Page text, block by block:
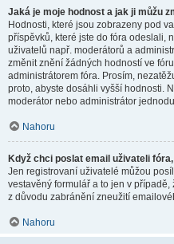
Jaká je moje hodnost a jak ji můžu
Hodnosti, které jsou zobrazeny pod
příspěvků, které jste do fóra odeslali,
uživatelů např. moderátorů a
změnit znění žádných hodností ve
administrátorem fóra. Prosím,
proto, abyste dosáhli vyšší hodnosti.
moderátor nebo administrátor
Nahoru
Když chci poslat email uživateli
Jen registrovaní uživatelé můžou
vestavěný formulář a to jen v
z důvodu zabránění zneužití
Nahoru